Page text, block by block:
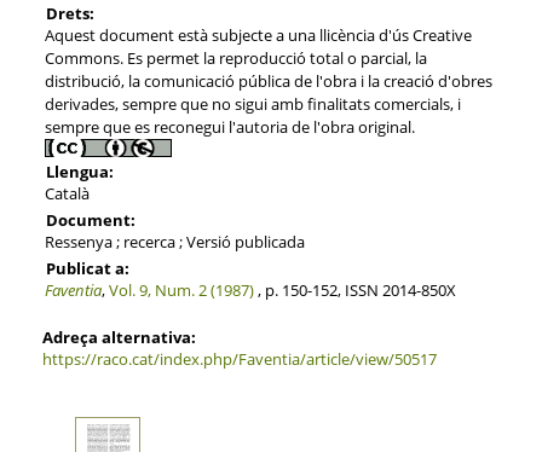
Drets:
Aquest document està subjecte a una llicència d'ús Creative
Commons. Es permet la reproducció total o parcial, la
distribució, la comunicació pública de l'obra i la creació d'obres
derivades, sempre que no sigui amb finalitats comercials, i
sempre que es reconegui l'autoria de l'obra original.
Llengua:
Català
Document:
Ressenya ; recerca ; Versió publicada
Publicat a:
Faventia,Vol. 9, Num. 2 (1987), p. 150-152, ISSN 2014-850X
Adreça alternativa:
https://raco.cat/index.php/Faventia/article/view/50517